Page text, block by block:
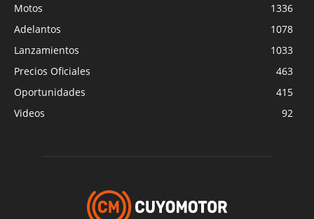
Motos
1336
Adelantos
1078
Lanzamientos
1033
Precios Oficiales
463
Oportunidades
415
Videos
92